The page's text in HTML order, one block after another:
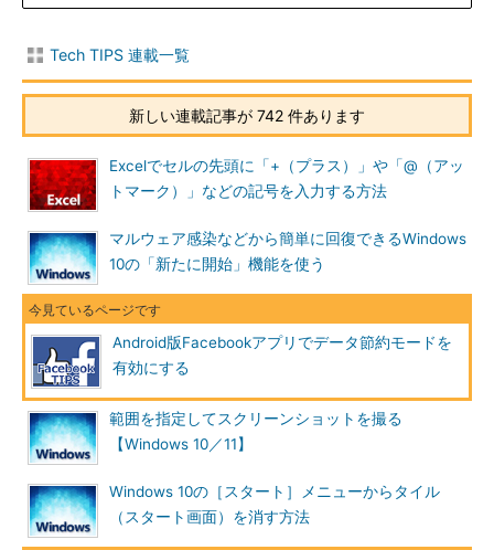
Tech TIPS 連載一覧
新しい連載記事が 742 件あります
Excelでセルの先頭に「+（プラス）」や「@（アッ
トマーク）」などの記号を入力する方法
マルウェア感染などから簡単に回復できるWindows
10の「新たに開始」機能を使う
Android版Facebookアプリでデータ節約モードを
有効にする
範囲を指定してスクリーンショットを撮る
【Windows 10／11】
Windows 10の［スタート］メニューからタイル
（スタート画面）を消す方法